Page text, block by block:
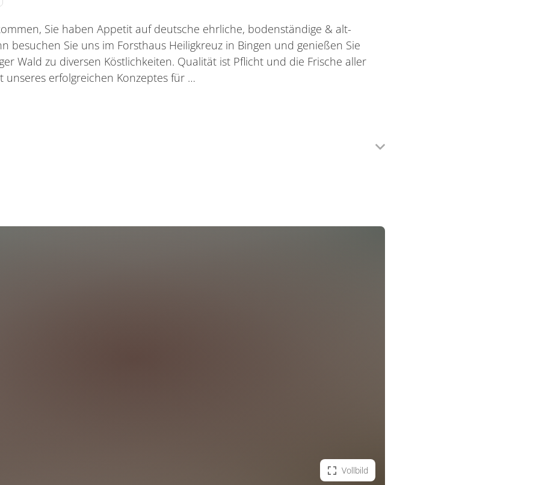
Sie haben Appetit auf deutsche ehrliche, bodenständige & alt-
besuchen Sie uns im Forsthaus Heiligkreuz in Bingen und genießen Sie
Wald zu diversen Köstlichkeiten. Qualität ist Pflicht und die Frische aller
unseres erfolgreichen Konzeptes für …
Vollbild